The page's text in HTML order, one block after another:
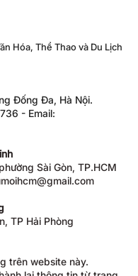
Hóa, Thể Thao và Du Lịch
Đống Đa, Hà Nội.
- Email:
Sài Gòn, TP.HCM
TP Hải Phòng
trên website này.
lại thông tin từ trang